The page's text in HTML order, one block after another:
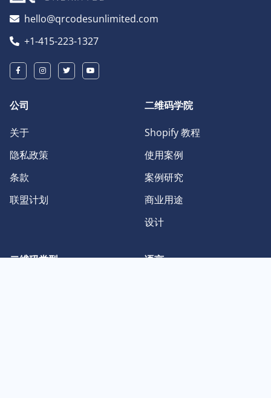
hello@qrcodesunlimited.com
+1-415-223-1327
公司
关于
隐私政策
条款
联盟计划
二维码学院
Shopify 教程
使用案例
案例研究
商业用途
设计
二维码类型 语言